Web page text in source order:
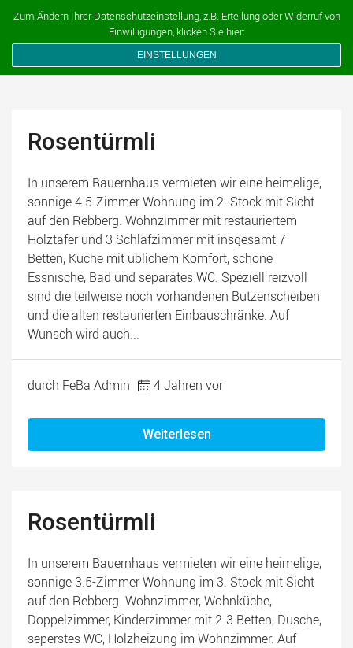
Ferien auf dem Bauernhof
Rosentürmli
In unserem Bauernhaus vermieten wir eine heimelige,
sonnige 4.5-Zimmer Wohnung im 2. Stock mit Sicht
auf den Rebberg. Wohnzimmer mit restauriertem
Holztäfer und 3 Schlafzimmer mit insgesamt 7
Betten, Küche mit üblichem Komfort, schöne
Essnische, Bad und separates WC. Speziell reizvoll
sind die teilweise noch vorhandenen Butzenscheiben
und die alten restaurierten Einbauschränke. Auf
Wunsch wird auch...
durch FeBa Admin 4 Jahren vor
Weiterlesen
Rosentürmli
In unserem Bauernhaus vermieten wir eine heimelige,
sonnige 3.5-Zimmer Wohnung im 3. Stock mit Sicht
auf den Rebberg. Wohnzimmer, Wohnküche,
Doppelzimmer, Kinderzimmer mit 2-3 Betten, Dusche,
seperstes WC, Holzheizung im Wohnzimmer. Auf
Zum Ändern Ihrer Datenschutzeinstellung, z.B. Erteilung oder Widerruf von
Einwilligungen, klicken Sie hier:
EINSTELLUNGEN